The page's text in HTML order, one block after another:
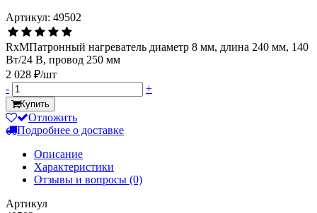
Артикул: 49502
RxMПатронный нагреватель диаметр 8 мм, длина 240 мм, 140
Вт/24 В, провод 250 мм
2 028 ₽/шт
-
+
Купить
Отложить
Подробнее о доставке
Описание
Характеристики
Отзывы и вопросы (0)
Артикул